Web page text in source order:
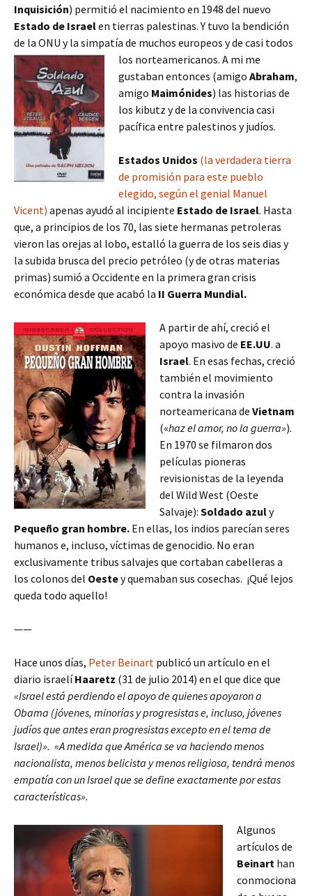
Inquisición) permitió el nacimiento en 1948 del nuevo
Estado de Israelen tierras palestinas. Y tuvo la bendición
de la ONU y la simpatía de muchos europeos y de casi todos
los norteamericanos. A mi me
gustaban entonces (amigo Abraham,
amigo Maimónides) las historias de
los kibutz y de la convivencia casi
pacífica entre palestinos y judíos.
Estados Unidos (la verdadera tierra
de promisión para este pueblo
elegido, según el genial Manuel
Vicent) apenas ayudó al incipiente Estado de Israel. Hasta
que, a principios de los 70, las siete hermanas petroleras
vieron las orejas al lobo, estalló la guerra de los seis dias y
la subida brusca del precio petróleo (y de otras materias
primas) sumió a Occidente en la primera gran crisis
económica desde que acabó la II Guerra Mundial.
A partir de ahí, creció el
apoyo masivo de EE.UU. a
Israel. En esas fechas, creció
también el movimiento
contra la invasión
norteamericana de Vietnam
(«haz el amor, no la guerra»).
En 1970 se filmaron dos
películas pioneras
revisionistas de la leyenda
del Wild West (Oeste
Salvaje): Soldado azuly
Pequeño gran hombre. En ellas, los indios parecían seres
humanos e, incluso, víctimas de genocidio. No eran
exclusivamente tribus salvajes que cortaban cabelleras a
los colonos del Oestey quemaban sus cosechas. ¡Qué lejos
queda todo aquello!
——
Hace unos días, Peter Beinart publicó un artículo en el
diario israelíHaaretz (31 de julio 2014) en el que dice que
«Israel está perdiendo el apoyo de quienes apoyaron a
Obama (jóvenes, minorías y progresistas e, incluso, jóvenes
judíos que antes eran progresistas excepto en el tema de
Israel)». «A medida que América se va haciendo menos
nacionalista, menos belicista y menos religiosa, tendrá menos
empatía con un Israel que se define exactamente por estas
características».
Algunos
artículos de
Beinart han
conmociona